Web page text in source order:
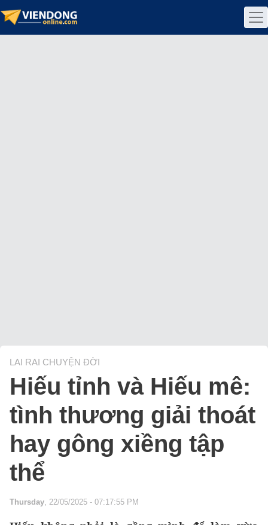
LAI RAI CHUYỆN ĐỜI
Hiếu tỉnh và Hiếu mê:
tình thương giải thoát
hay gông xiềng tập
thể
Thursday, 22/05/2025 - 07:17:55 PM